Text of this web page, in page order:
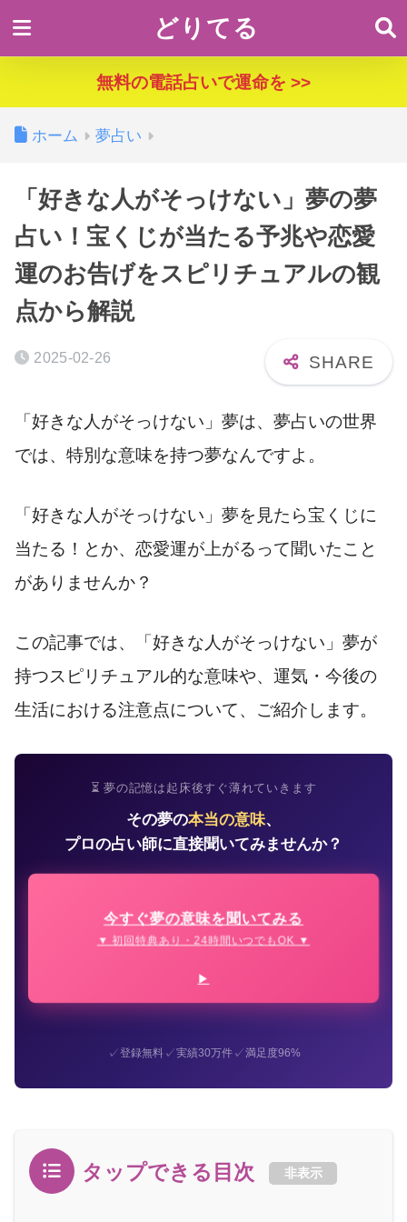
どりてる
無料の電話占いで運命を >>
ホーム 夢占い
「好きな人がそっけない」夢の夢
占い！宝くじが当たる予兆や恋愛
運のお告げをスピリチュアルの観
点から解説
2025-02-26
「好きな人がそっけない」夢は、夢占いの世界
では、特別な意味を持つ夢なんですよ。
「好きな人がそっけない」夢を見たら宝くじに
当たる！とか、恋愛運が上がるって聞いたこと
がありませんか？
この記事では、「好きな人がそっけない」夢が
持つスピリチュアル的な意味や、運気・今後の
生活における注意点について、ご紹介します。
⏳ 夢の記憶は起床後すぐ薄れていきます
その夢の本当の意味、
プロの占い師に直接聞いてみませんか？
今すぐ夢の意味を聞いてみる
▼ 初回特典あり・24時間いつでもOK ▼
✓登録無料✓実績30万件✓満足度96%
タップできる目次 非表示